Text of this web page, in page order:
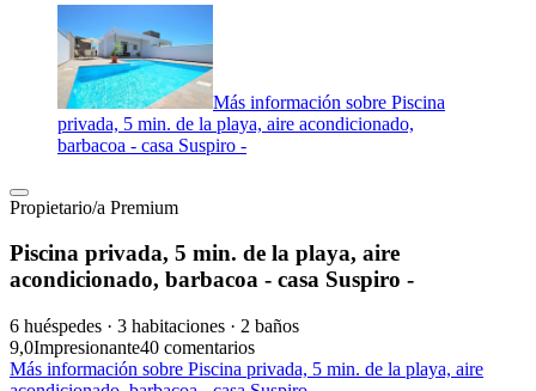
Más información sobre Piscina
privada, 5 min. de la playa, aire acondicionado,
barbacoa - casa Suspiro -
Propietario/a Premium
Piscina privada, 5 min. de la playa, aire
acondicionado, barbacoa - casa Suspiro -
6 huéspedes · 3 habitaciones · 2 baños
9,0Impresionante40 comentarios
Más información sobre Piscina privada, 5 min. de la playa, aire